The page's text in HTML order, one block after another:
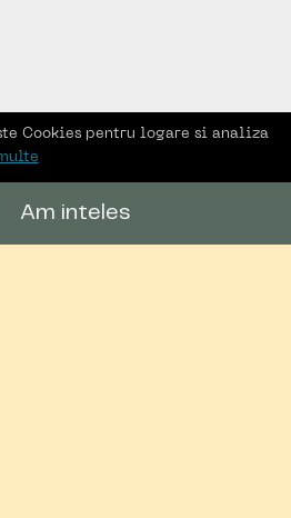
Cookies pentru logare si analiza
Am inteles